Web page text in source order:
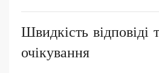
Швидкість відповіді
очікування